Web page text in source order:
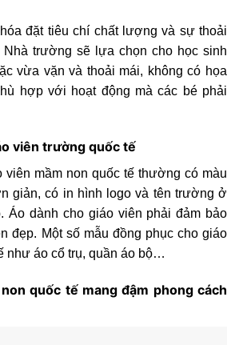
đặt tiêu chí chất lượng và sự thoải
Nhà trường sẽ lựa chọn cho học sinh
vừa vặn và thoải mái, không có họa
hợp với hoạt động mà các bé phải
viên trường quốc tế
viên mầm non quốc tế thường có màu
giản, có in hình logo và tên trường ở
Áo dành cho giáo viên phải đảm bảo
đẹp. Một số mẫu đồng phục cho giáo
như áo cổ trụ, quần áo bộ…
quốc tế mang đậm phong cách